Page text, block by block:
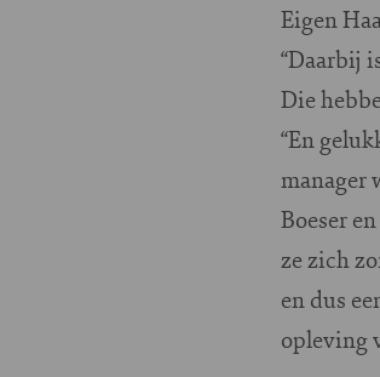
Eigen
“Daarbij
Die
“En
manager
Boeser
ze zich
en dus
opleving